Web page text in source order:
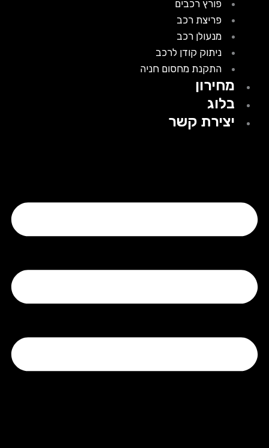
פורץ רכבים
פריצת רכב
מנעולן רכב
ניתוק קודן לרכב
התקנת מחסום חניה
מחירון
בלוג
יצירת קשר